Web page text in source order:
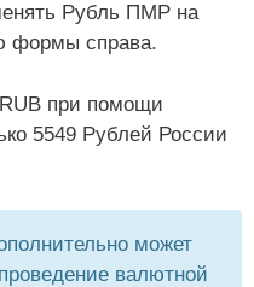
Рубль ПМР на
формы справа.
при помощи
5549 Рублей России
может
валютной